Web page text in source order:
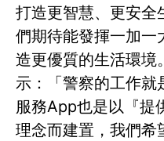
打造更智慧、更安全
們期待能發揮一加一
造更優質的生活環境
示：「警察的工作就
服務App也是以『提
理念而建置，我們希